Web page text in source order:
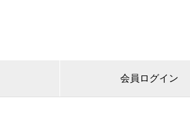
会員ログイン